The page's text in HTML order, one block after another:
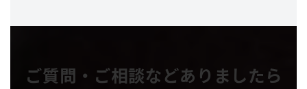
ご質問・ご相談などありましたら